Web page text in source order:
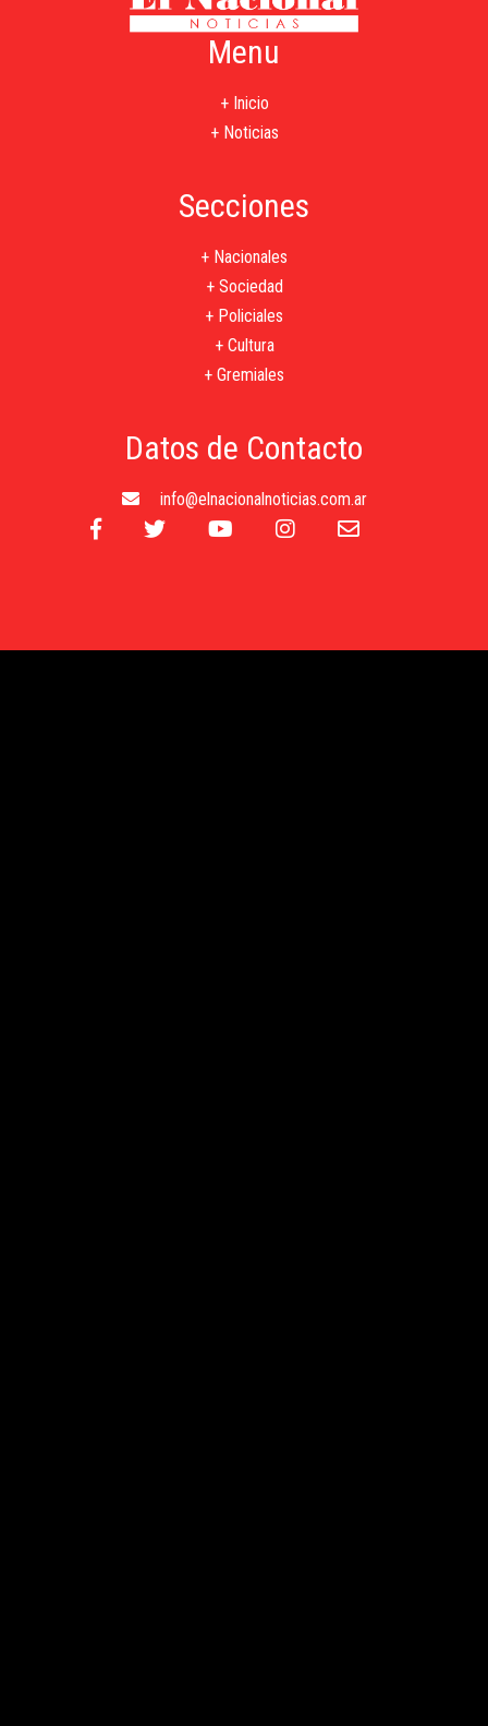
Menu
+ Inicio
+ Noticias
Secciones
+ Nacionales
+ Sociedad
+ Policiales
+ Cultura
+ Gremiales
Datos de Contacto
info@elnacionalnoticias.com.ar